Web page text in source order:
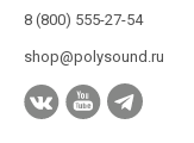
8 (800) 555-27-54
shop@polysound.ru